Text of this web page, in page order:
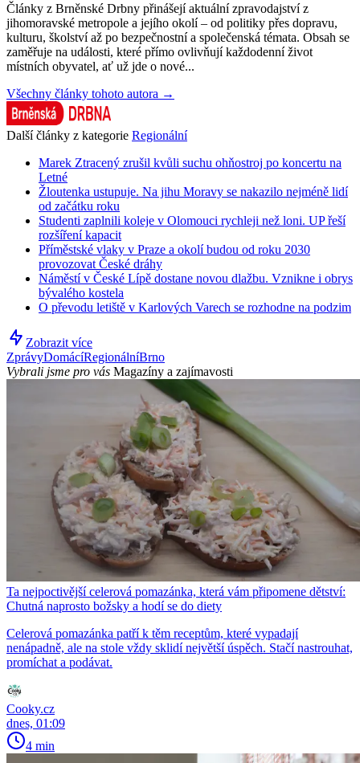
Články z Brněnské Drbny přinášejí aktuální zpravodajství z
jihomoravské metropole a jejího okolí – od politiky přes dopravu,
kulturu, školství až po bezpečnostní a společenská témata. Obsah se
zaměřuje na události, které přímo ovlivňují každodenní život
místních obyvatel, ať už jde o nové...
Všechny články tohoto autora →
Další články z kategorie Regionální
Marek Ztracený zrušil kvůli suchu ohňostroj po koncertu na
Letné
Žloutenka ustupuje. Na jihu Moravy se nakazilo nejméně lidí
od začátku roku
Studenti zaplnili koleje v Olomouci rychleji než loni. UP řeší
rozšíření kapacit
Příměstské vlaky v Praze a okolí budou od roku 2030
provozovat České dráhy
Náměstí v České Lípě dostane novou dlažbu. Vznikne i obrys
bývalého kostela
O převodu letiště v Karlových Varech se rozhodne na podzim
Zobrazit více
ZprávyDomácíRegionálníBrno
Vybrali jsme pro vás Magazíny a zajímavosti
Ta nejpoctivější celerová pomazánka, která vám připomene dětství:
Chutná naprosto božsky a hodí se do diety
Celerová pomazánka patří k těm receptům, které vypadají
nenápadně, ale na stole vždy sklidí největší úspěch. Stačí nastrouhat,
promíchat a podávat.
Cooky.cz
dnes, 01:09
4 min